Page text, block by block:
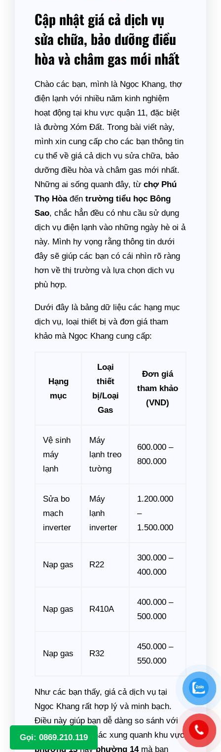
Gọi: 0869.210.119
Cập nhật giá cả dịch vụ
sửa chữa, bảo dưỡng điều
hòa và châm gas mới nhất
Chào các bạn, mình là Ngọc Khang, thợ
điện lạnh với nhiều năm kinh nghiệm
hoạt động tại khu vực quận 11, đặc biệt
là đường Xóm Đất. Trong bài viết này,
mình xin cung cấp cho các bạn thông tin
cụ thể về giá cả dịch vụ sửa chữa, bảo
dưỡng điều hòa và châm gas mới nhất.
Những ai sống quanh đây, từ chợ Phú
Thọ Hòađến trường tiểu học Bông
Sao, chắc hẳn đều có nhu cầu sử dụng
dịch vụ điện lạnh vào những ngày hè oi ả
này. Mình hy vọng rằng thông tin dưới
đây sẽ giúp các bạn có cái nhìn rõ ràng
hơn về thị trường và lựa chọn dịch vụ
phù hợp.
Dưới đây là bảng dữ liệu các hạng mục
dịch vụ, loại thiết bị và đơn giá tham
khảo mà Ngọc Khang cung cấp:
Hạng
mục
Loại
thiết
bị/Loại
Gas
Đơn giá
tham khảo
(VND)
Vệ sinh
máy
lạnh
Máy
lạnh treo
tường
600.000 –
800.000
Sửa bo
mạch
inverter
Máy
lạnh
inverter
1.200.000
–
1.500.000
Nạp gas R22
300.000 –
400.000
Nạp gas R410A
400.000 –
500.000
Nạp gas R32
450.000 –
550.000
Như các bạn thấy, giá cả dịch vụ tại
Ngọc Khang rất hợp lý và minh bạch.
Điều này giúp bạn dễ dàng so sánh với
những dịch vụ khác xung quanh khu vực
phường 13hayphường 14mà bạn